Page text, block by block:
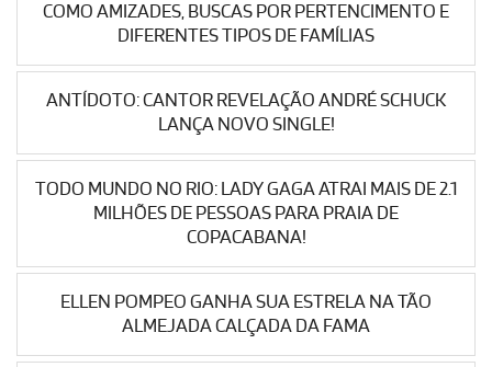
COMO AMIZADES, BUSCAS POR PERTENCIMENTO E
DIFERENTES TIPOS DE FAMÍLIAS
ANTÍDOTO: CANTOR REVELAÇÃO ANDRÉ SCHUCK
LANÇA NOVO SINGLE!
TODO MUNDO NO RIO: LADY GAGA ATRAI MAIS DE 2.1
MILHÕES DE PESSOAS PARA PRAIA DE
COPACABANA!
ELLEN POMPEO GANHA SUA ESTRELA NA TÃO
ALMEJADA CALÇADA DA FAMA